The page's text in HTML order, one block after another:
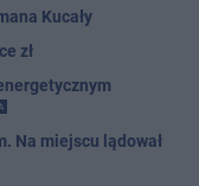
Kucały
zł
Na miejscu lądował